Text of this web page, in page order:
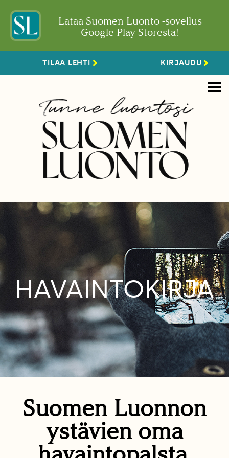
Lataa Suomen Luonto -sovellus
Google Play Storesta!
TILAA LEHTI KIRJAUDU
HAVAINTOKIRJA
Suomen Luonnon
ystävien oma